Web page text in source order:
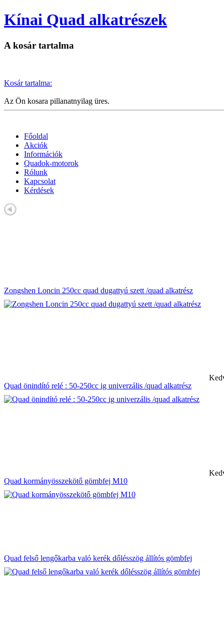
Kínai Quad alkatrészek
A kosár tartalma
Kosár tartalma:
Az Ön kosara pillanatnyilag üres.
Főoldal
Akciók
Információk
Quadok-motorok
Rólunk
Kapcsolat
Kérdések
Zongshen Loncin 250cc quad dugattyú szett /quad alkatrész
Quad önindító relé : 50-250cc ig univerzális /quad alkatrész
Quad kormányösszekötő gömbfej M10
Quad felső lengőkarba való kerék dőlésszög állítós gömbfej